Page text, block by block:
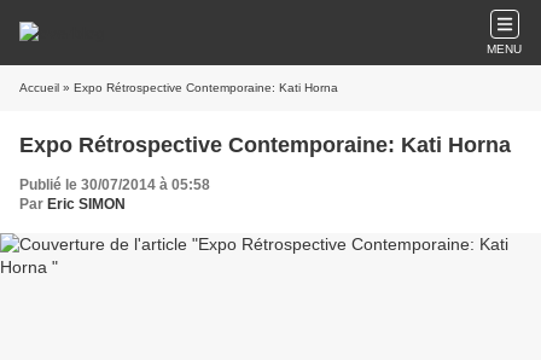
MENU
Accueil » Expo Rétrospective Contemporaine: Kati Horna
Expo Rétrospective Contemporaine: Kati Horna
Publié le 30/07/2014 à 05:58
Par Eric SIMON